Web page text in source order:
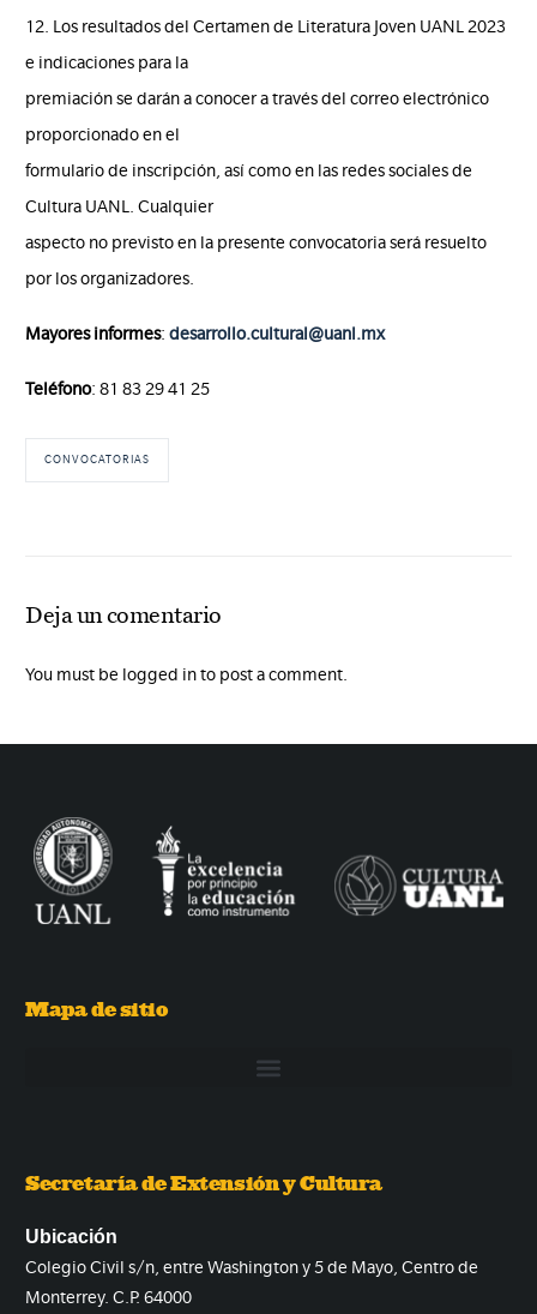
12. Los resultados del Certamen de Literatura Joven UANL 2023
e indicaciones para la
premiación se darán a conocer a través del correo electrónico
proporcionado en el
formulario de inscripción, así como en las redes sociales de
Cultura UANL. Cualquier
aspecto no previsto en la presente convocatoria será resuelto
por los organizadores.
Mayores informes: desarrollo.cultural@uanl.mx
Teléfono: 81 83 29 41 25
CONVOCATORIAS
Deja un comentario
You must be logged in to post a comment.
Mapa de sitio
Secretaría de Extensión y Cultura
Ubicación
Colegio Civil s/n, entre Washington y 5 de Mayo, Centro de
Monterrey. C.P. 64000